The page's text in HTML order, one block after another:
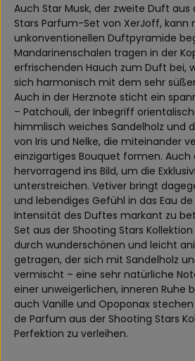
Auch Star Musk, der zweite Duft
Stars Parfum-Set von XerJoff, kann
unkonventionellen Duftpyramide
Mandarinenschalen tragen in der
erfrischenden Hauch zum Duft bei,
sich harmonisch mit dem sehr
Auch in der Herznote sticht ein
– Patchouli, der Inbegriff
himmlisch weiches Sandelholz und
von Iris und Nelke, die miteinander
einzigartiges Bouquet formen. Auch
hervorragend ins Bild, um die
unterstreichen. Vetiver bringt
und lebendiges Gefühl in das Eau
Intensität des Duftes markant zu
Set aus der Shooting Stars
durch wunderschönen und leicht
getragen, der sich mit Sandelholz
vermischt – eine sehr natürliche
einer unweigerlichen, inneren Ruhe
auch Vanille und Opoponax
de Parfum aus der Shooting Stars
Perfektion zu verleihen.